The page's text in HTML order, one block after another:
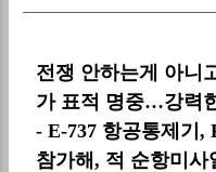
전쟁 안하는게 아니
가 표적 명중…강력
- E-737 항공통제기 ,
참가해 , 적 순항미사